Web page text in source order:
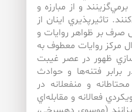
و از مبارزه و
تاثيرپذيري اينان از
صرف بر ظواهر روايات و
مركز روايات معطوف به
ظهور در عصر غيبت
فتنه‌‌ها و حوادث
و منفعلانه در
فعالانه و مقابله‌‌اي